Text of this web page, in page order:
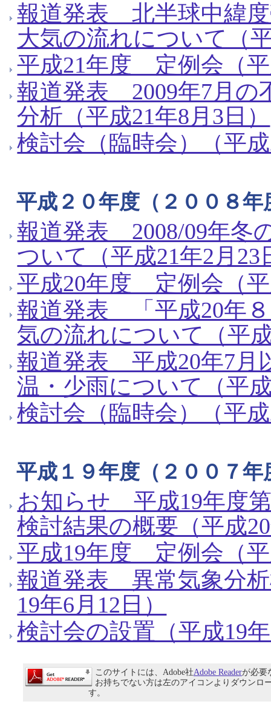
報道発表 北半球中緯
大気の流れについて（
平成21年度 定例会（平
報道発表 2009年7月の
分析（平成21年8月3日）
検討会（臨時会）（平
平成２０年度（２００８年
報道発表 2008/09年冬
ついて（平成21年2月23
平成20年度 定例会（平
報道発表 「平成20年
気の流れについて（平
報道発表 平成20年7月
温・少雨について（平
検討会（臨時会）（平
平成１９年度（２００７年
お知らせ 平成19年度
検討結果の概要（平成
平成19年度 定例会（平
報道発表 異常気象分
19年6月12日）
検討会の設置（平成19
このサイトには、Adobe社Adobe Readerが必要
お持ちでない方は左のアイコンよりダウンロ
す。